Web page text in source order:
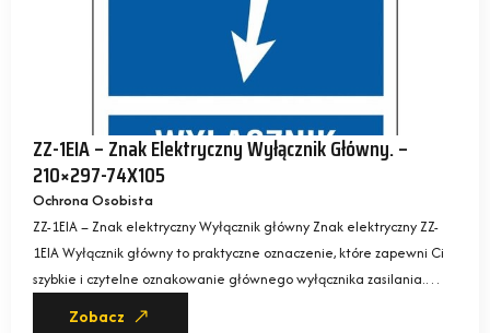
ZZ-1EIA – Znak Elektryczny Wyłącznik Główny. –
210×297-74X105
Ochrona Osobista
ZZ-1EIA – Znak elektryczny Wyłącznik główny Znak elektryczny ZZ-
1EIA Wyłącznik główny to praktyczne oznaczenie, które zapewni Ci
szybkie i czytelne oznakowanie głównego wyłącznika zasilania.…
Zobacz